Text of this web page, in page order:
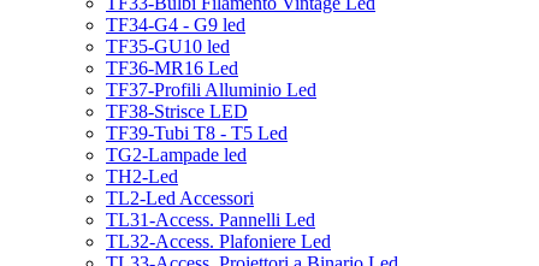
TF34-G4 - G9 led
TF35-GU10 led
TF36-MR16 Led
TF37-Profili Alluminio Led
TF38-Strisce LED
TF39-Tubi T8 - T5 Led
TG2-Lampade led
TH2-Led
TL2-Led Accessori
TL31-Access. Pannelli Led
TL32-Access. Plafoniere Led